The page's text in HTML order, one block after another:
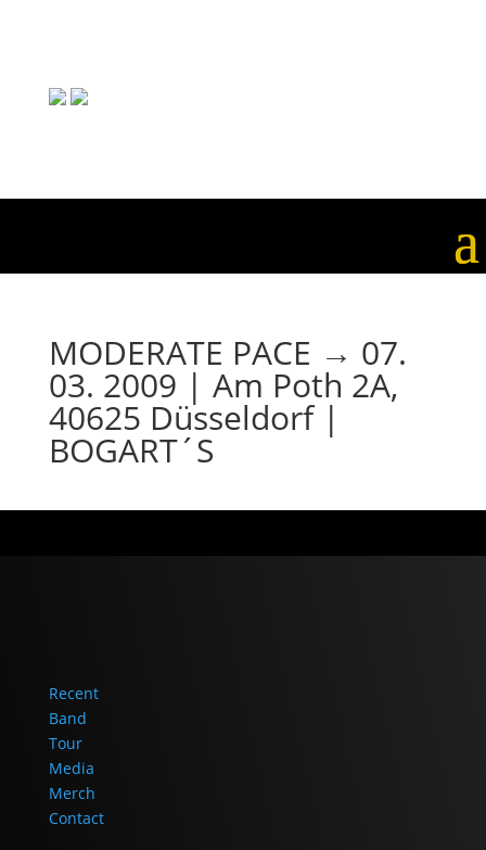
MODERATE PACE → 07.
03. 2009 | Am Poth 2A,
40625 Düsseldorf |
BOGART´S
Recent
Band
Tour
Media
Merch
Contact